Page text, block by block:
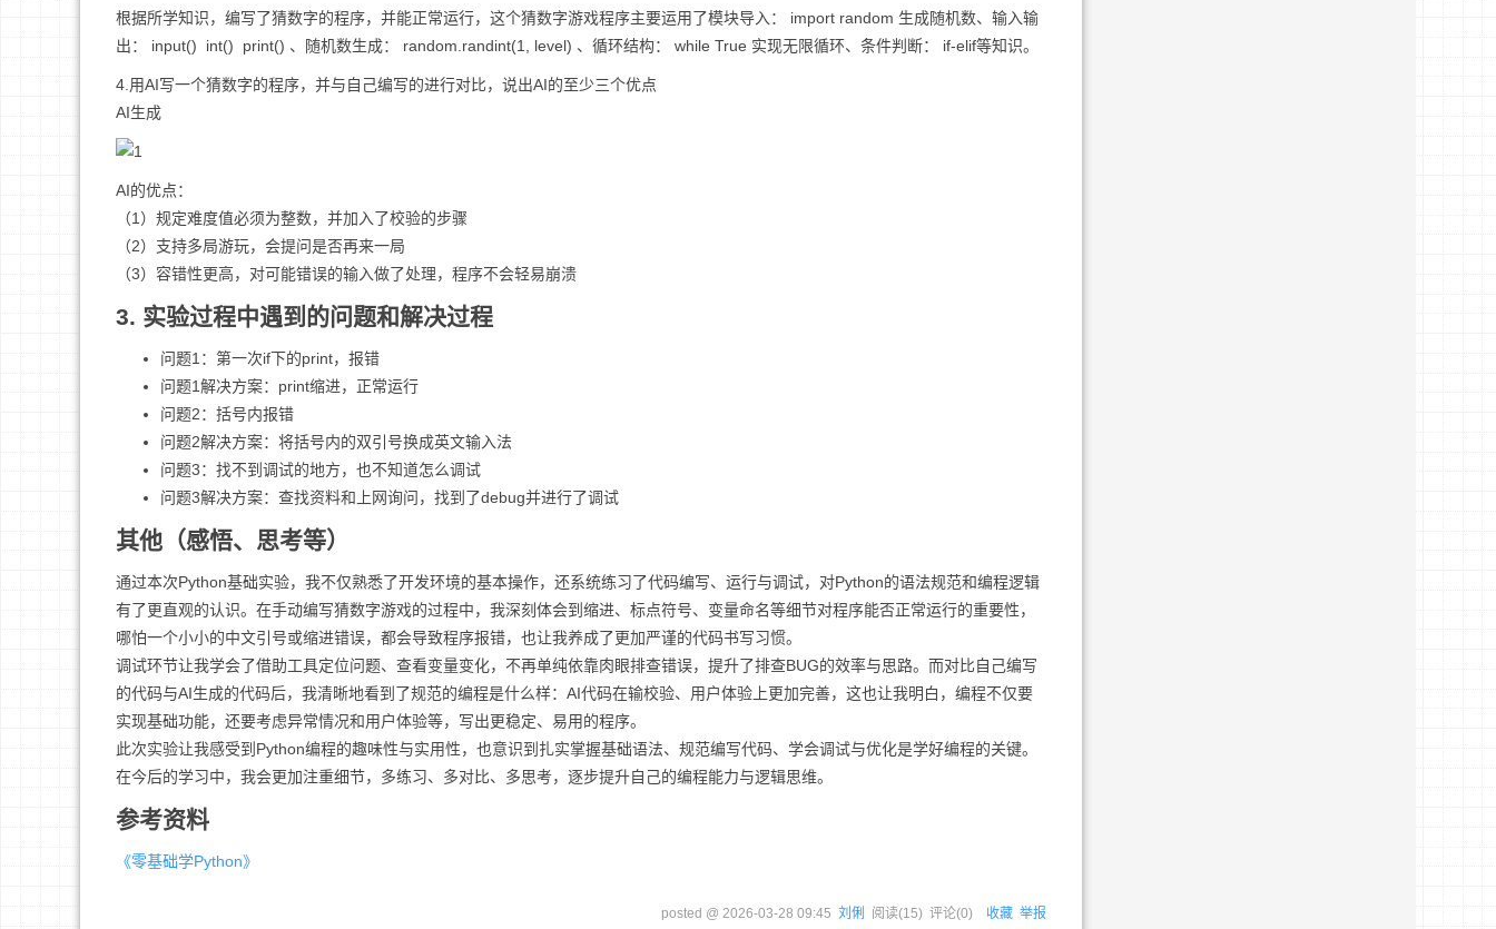
根据所学知识，编写了猜数字的程序，并能正常运行，这个猜数字游戏程序主要运用了模块导入： import random 生成随机数、输入输
出： input() int() print() 、随机数生成： random.randint(1, level) 、循环结构： while True 实现无限循环、条件判断： if-elif等知识。
4.用AI写一个猜数字的程序，并与自己编写的进行对比，说出AI的至少三个优点
AI生成
AI的优点：
（1）规定难度值必须为整数，并加入了校验的步骤
（2）支持多局游玩，会提问是否再来一局
（3）容错性更高，对可能错误的输入做了处理，程序不会轻易崩溃
3. 实验过程中遇到的问题和解决过程
问题1：第一次if下的print，报错
问题1解决方案：print缩进，正常运行
问题2：括号内报错
问题2解决方案：将括号内的双引号换成英文输入法
问题3：找不到调试的地方，也不知道怎么调试
问题3解决方案：查找资料和上网询问，找到了debug并进行了调试
其他（感悟、思考等）
通过本次Python基础实验，我不仅熟悉了开发环境的基本操作，还系统练习了代码编写、运行与调试，对Python的语法规范和编程逻辑
有了更直观的认识。在手动编写猜数字游戏的过程中，我深刻体会到缩进、标点符号、变量命名等细节对程序能否正常运行的重要性，
哪怕一个小小的中文引号或缩进错误，都会导致程序报错，也让我养成了更加严谨的代码书写习惯。
调试环节让我学会了借助工具定位问题、查看变量变化，不再单纯依靠肉眼排查错误，提升了排查BUG的效率与思路。而对比自己编写
的代码与AI生成的代码后，我清晰地看到了规范的编程是什么样：AI代码在输校验、用户体验上更加完善，这也让我明白，编程不仅要
实现基础功能，还要考虑异常情况和用户体验等，写出更稳定、易用的程序。
此次实验让我感受到Python编程的趣味性与实用性，也意识到扎实掌握基础语法、规范编写代码、学会调试与优化是学好编程的关键。
在今后的学习中，我会更加注重细节，多练习、多对比、多思考，逐步提升自己的编程能力与逻辑思维。
参考资料
《零基础学Python》
posted @ 2026-03-28 09:45 刘俐 阅读(15) 评论(0) 收藏 举报